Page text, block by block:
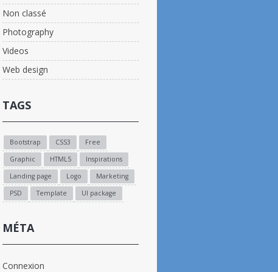
Non classé
Photography
Videos
Web design
TAGS
Bootstrap CSS3
Free
Graphic
HTML5
Inspirations
Landing page
Logo
Marketing
PSD
Template UI package
MÉTA
Connexion